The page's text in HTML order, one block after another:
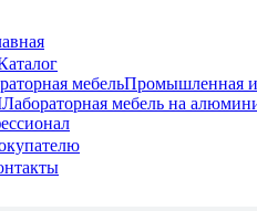
мебельПромышленная и
Лабораторная мебель на